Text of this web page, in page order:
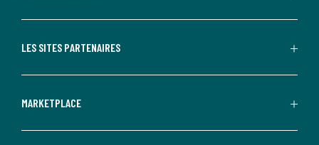
LES SITES PARTENAIRES
MARKETPLACE